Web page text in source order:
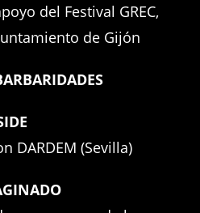
del Festival GREC,
de Gijón
DARDEM (Sevilla)